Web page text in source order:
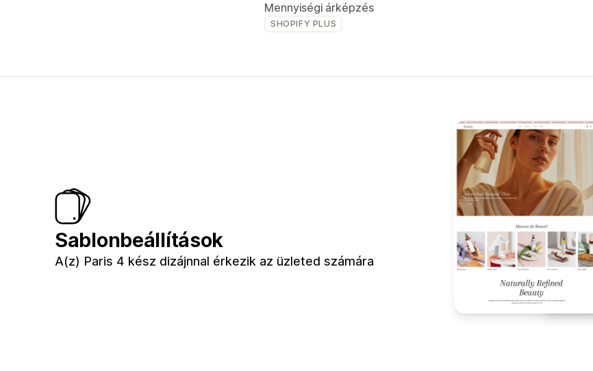
Mennyiségi árképzés
SHOPIFY PLUS
Sablonbeállítások
A(z) Paris 4 kész dizájnnal érkezik az üzleted számára